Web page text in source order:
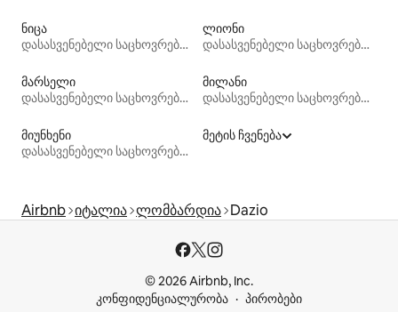
ნიცა
დასასვენებელი საცხოვრებლები
ლიონი
დასასვენებელი საცხოვრებლები
მარსელი
დასასვენებელი საცხოვრებლები
მილანი
დასასვენებელი საცხოვრებლები
მიუნხენი
დასასვენებელი საცხოვრებლები
მეტის ჩვენება
Airbnb იტალია ლომბარდია Dazio
© 2026 Airbnb, Inc.
კონფიდენციალურობა
პირობები